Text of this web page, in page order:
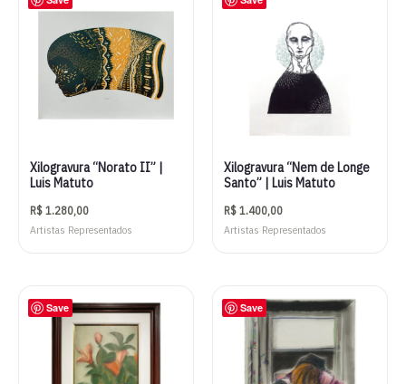
Xilogravura “Norato II” |
Luis Matuto
R$1.280,00
Artistas Representados
Xilogravura “Nem de Longe
Santo” | Luis Matuto
R$1.400,00
Artistas Representados
Save Save